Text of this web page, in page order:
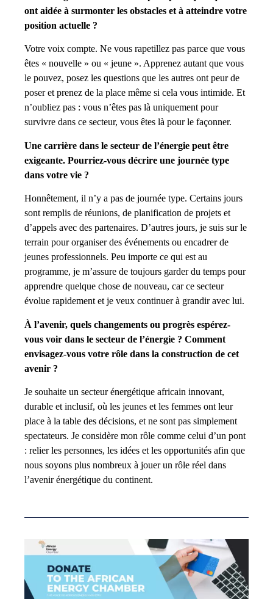
ont aidée à surmonter les obstacles et à atteindre votre
position actuelle ?
Votre voix compte. Ne vous rapetillez pas parce que vous
êtes « nouvelle » ou « jeune ». Apprenez autant que vous
le pouvez, posez les questions que les autres ont peur de
poser et prenez de la place même si cela vous intimide. Et
n’oubliez pas : vous n’êtes pas là uniquement pour
survivre dans ce secteur, vous êtes là pour le façonner.
Une carrière dans le secteur de l’énergie peut être
exigeante. Pourriez-vous décrire une journée type
dans votre vie ?
Honnêtement, il n’y a pas de journée type. Certains jours
sont remplis de réunions, de planification de projets et
d’appels avec des partenaires. D’autres jours, je suis sur le
terrain pour organiser des événements ou encadrer de
jeunes professionnels. Peu importe ce qui est au
programme, je m’assure de toujours garder du temps pour
apprendre quelque chose de nouveau, car ce secteur
évolue rapidement et je veux continuer à grandir avec lui.
À l’avenir, quels changements ou progrès espérez-
vous voir dans le secteur de l’énergie ? Comment
envisagez-vous votre rôle dans la construction de cet
avenir ?
Je souhaite un secteur énergétique africain innovant,
durable et inclusif, où les jeunes et les femmes ont leur
place à la table des décisions, et ne sont pas simplement
spectateurs. Je considère mon rôle comme celui d’un pont
: relier les personnes, les idées et les opportunités afin que
nous soyons plus nombreux à jouer un rôle réel dans
l’avenir énergétique du continent.